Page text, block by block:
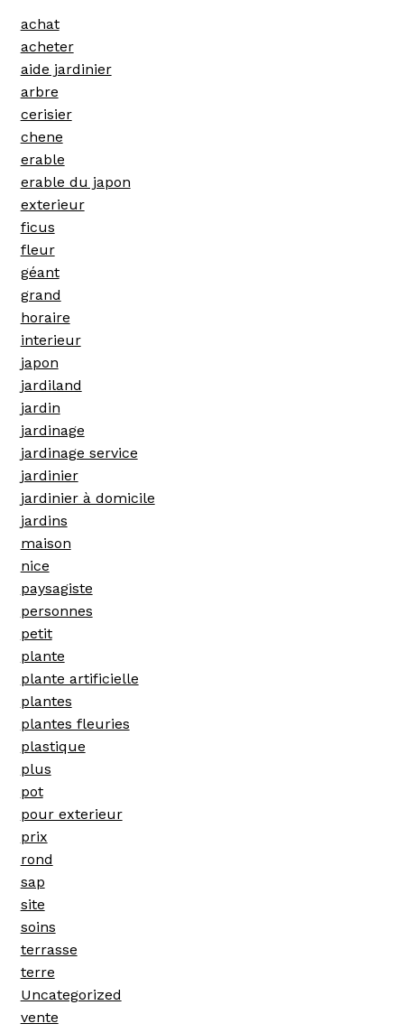
achat
acheter
aide jardinier
arbre
cerisier
chene
erable
erable du japon
exterieur
ficus
fleur
géant
grand
horaire
interieur
japon
jardiland
jardin
jardinage
jardinage service
jardinier
jardinier à domicile
jardins
maison
nice
paysagiste
personnes
petit
plante
plante artificielle
plantes
plantes fleuries
plastique
plus
pot
pour exterieur
prix
rond
sap
site
soins
terrasse
terre
Uncategorized
vente